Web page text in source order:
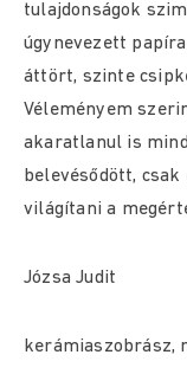
tulajdonságok
úgynevezett
áttört, szinte
Véleményem
akaratlanul is
belevésődött,
világítani a
Józsa Judit
kerámiaszobrász,